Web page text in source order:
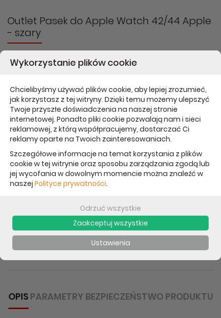
Outlet Pasek do Apple Watch 42/44 Apple
- szary
Wysokiej jakości silikonowy pasek do Apple Watch
Cena brutto:
239 zł
Cena netto: 194,31 zł
Data aktualizacji: 20.11.2020
Udostępnij:
Chwilowo brak - proszę pytać
Powiadom mnie o dostępności
Gwarancja brak gwarancji
Drukuj
Poleć znajomemu
OPIS PARAMETRY BEZPIECZEŃSTWO PRODUKTU
Wykorzystanie plików cookie
Chcielibyśmy używać plików cookie, aby lepiej zrozumieć,
jak korzystasz z tej witryny. Dzięki temu możemy ulepszyć
Twoje przyszłe doświadczenia na naszej stronie
internetowej. Ponadto pliki cookie pozwalają nam i sieci
reklamowej, z którą współpracujemy, dostarczać Ci
reklamy oparte na Twoich zainteresowaniach.
Szczegółowe informacje na temat korzystania z plików
cookie w tej witrynie oraz sposobu zarządzania zgodą lub
jej wycofania w dowolnym momencie można znaleźć w
naszej Polityce prywatności.
Odrzuć wszystkie
Zaakceptuj wszystkie
Ustawienia